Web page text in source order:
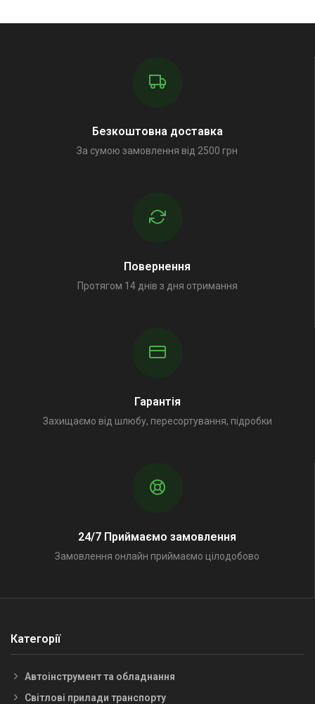
Безкоштовна доставка
За сумою замовлення від 2500 грн
Повернення
Протягом 14 днів з дня отримання
Гарантія
Захищаємо від шлюбу, пересортування, підробки
24/7 Приймаємо замовлення
Замовлення онлайн приймаємо цілодобово
Категорії
Автоінструмент та обладнання
Світлові прилади транспорту